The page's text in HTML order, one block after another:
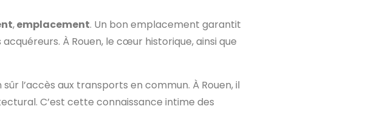
,emplacement. Un bon emplacement garantit
À Rouen, le cœur historique, ainsi que
l’accès aux transports en commun. À Rouen, il
C’est cette connaissance intime des